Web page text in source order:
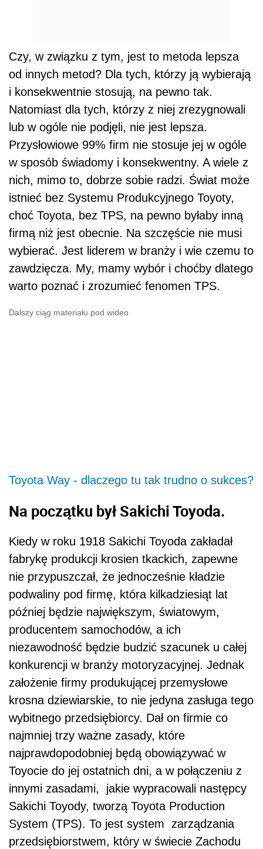
Czy, w związku z tym, jest to metoda lepsza
od innych metod? Dla tych, którzy ją wybierają
i konsekwentnie stosują, na pewno tak.
Natomiast dla tych, którzy z niej zrezygnowali
lub w ogóle nie podjęli, nie jest lepsza.
Przysłowiowe 99% firm nie stosuje jej w ogóle
w sposób świadomy i konsekwentny. A wiele z
nich, mimo to, dobrze sobie radzi. Świat może
istnieć bez Systemu Produkcyjnego Toyoty,
choć Toyota, bez TPS, na pewno byłaby inną
firmą niż jest obecnie. Na szczęście nie musi
wybierać. Jest liderem w branży i wie czemu to
zawdzięcza. My, mamy wybór i choćby dlatego
warto poznać i zrozumieć fenomen TPS.
Dalszy ciąg materiału pod wideo
Toyota Way - dlaczego tu tak trudno o sukces?
Na początku był Sakichi Toyoda.
Kiedy w roku 1918 Sakichi Toyoda zakładał
fabrykę produkcji krosien tkackich, zapewne
nie przypuszczał, że jednocześnie kładzie
podwaliny pod firmę, która kilkadziesiąt lat
później będzie największym, światowym,
producentem samochodów, a ich
niezawodność będzie budzić szacunek u całej
konkurencji w branży motoryzacyjnej. Jednak
założenie firmy produkującej przemysłowe
krosna dziewiarskie, to nie jedyna zasługa tego
wybitnego przedsiębiorcy. Dał on firmie co
najmniej trzy ważne zasady, które
najprawdopodobniej będą obowiązywać w
Toyocie do jej ostatnich dni, a w połączeniu z
innymi zasadami, jakie wypracowali następcy
Sakichi Toyody, tworzą Toyota Production
System (TPS). To jest system zarządzania
przedsiębiorstwem, który w świecie Zachodu